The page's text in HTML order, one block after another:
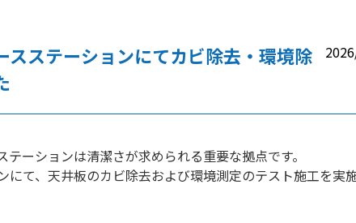
スステーションにてカビ除去・環境除
ーションは清潔さが求められる重要な拠点です。
にて、天井板のカビ除去および環境測定のテスト施工を実